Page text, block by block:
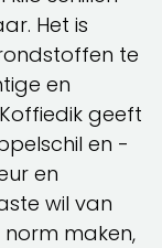
Het is
te
en
geeft
en -
en
wil van
maken,